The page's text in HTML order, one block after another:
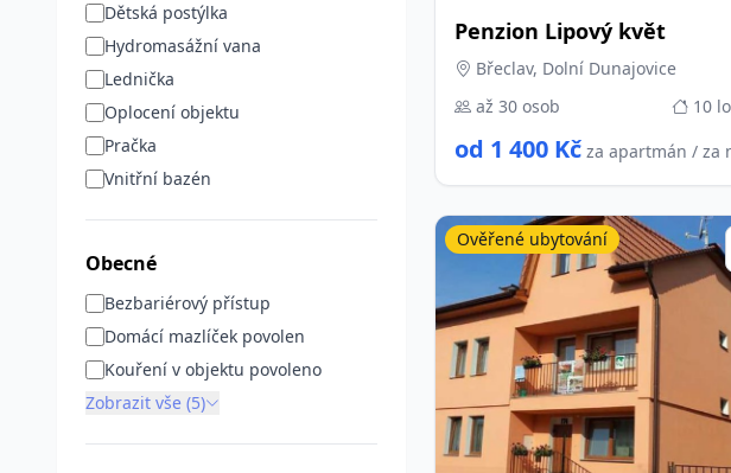
Dětská postýlka
Hydromasážní vana
Lednička
Oplocení objektu
Pračka
Vnitřní bazén
Obecné
Bezbariérový přístup
Domácí mazlíček povolen
Kouření v objektu povoleno
Zobrazit vše (5)
Penzion Lipový květ
Břeclav, Dolní Dunajovice
až 30 osob
10
od 1 400 Kč za apartmán / za
Ověřené ubytování